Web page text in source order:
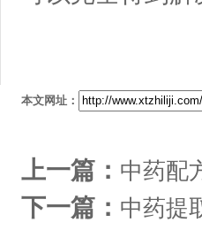
本文网址：
上一篇： 中药配
下一篇： 中药提